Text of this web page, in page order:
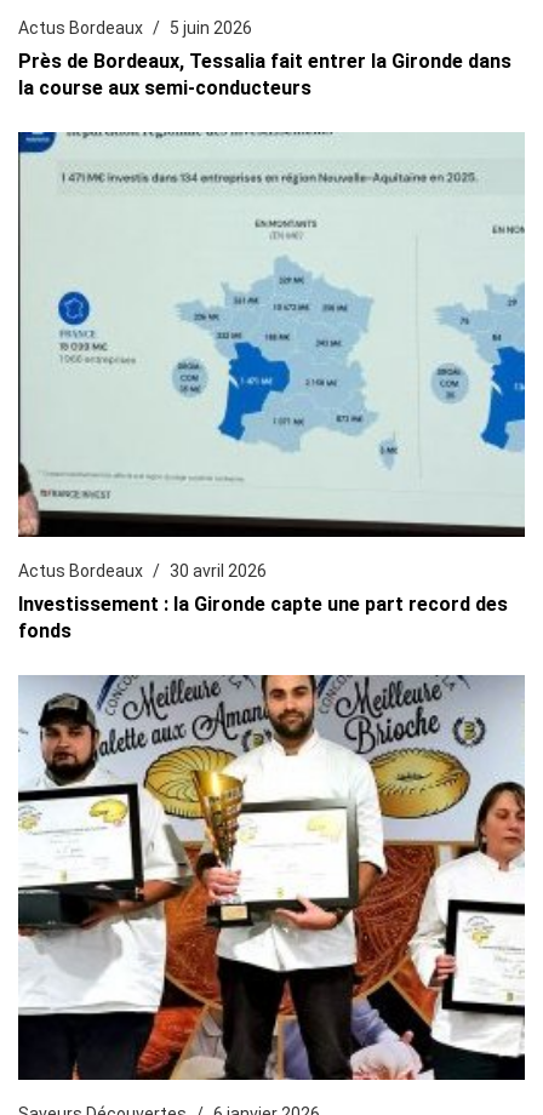
Actus Bordeaux 5 juin 2026
Près de Bordeaux, Tessalia fait entrer la Gironde dans
la course aux semi-conducteurs
Actus Bordeaux 30 avril 2026
Investissement : la Gironde capte une part record des
fonds